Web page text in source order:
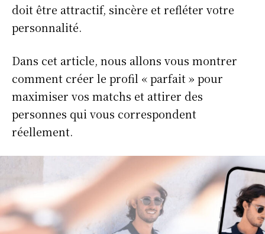
doit être attractif, sincère et refléter votre
personnalité.
Dans cet article, nous allons vous montrer
comment créer le profil « parfait » pour
maximiser vos matchs et attirer des
personnes qui vous correspondent
réellement.